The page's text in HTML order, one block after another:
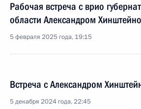
Рабочая встреча с врио
области Александром
5 февраля 2025 года, 19:15
Встреча с Александром
5 декабря 2024 года, 22:45